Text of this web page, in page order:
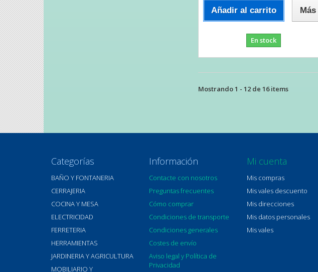
Añadir al carrito Más
En stock
Mostrando 1 - 12 de 16 items
Categorías
BAÑO Y FONTANERIA
CERRAJERIA
COCINA Y MESA
ELECTRICIDAD
FERRETERIA
HERRAMIENTAS
JARDINERIA Y AGRICULTURA
MOBILIARIO Y
Información
Contacte con nosotros
Preguntas frecuentes
Cómo comprar
Condiciones de transporte
Condiciones generales
Costes de envío
Aviso legal y Política de
Privacidad
Mi cuenta
Mis compras
Mis vales descuento
Mis direcciones
Mis datos personales
Mis vales